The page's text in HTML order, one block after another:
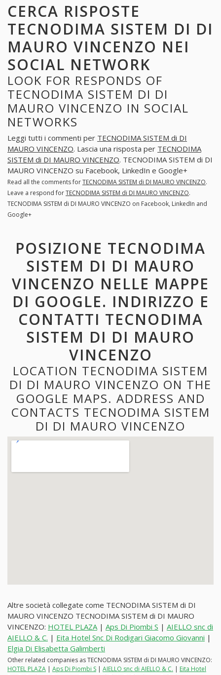
CERCA RISPOSTE
TECNODIMA SISTEM DI DI
MAURO VINCENZO NEI
SOCIAL NETWORK
LOOK FOR RESPONDS OF
TECNODIMA SISTEM DI DI
MAURO VINCENZO IN SOCIAL
NETWORKS
Leggi tutti i commenti per TECNODIMA SISTEM di DI
MAURO VINCENZO. Lascia una risposta per TECNODIMA
SISTEM di DI MAURO VINCENZO. TECNODIMA SISTEM di DI
MAURO VINCENZO su Facebook, LinkedIn e Google+
Read all the comments forTECNODIMA SISTEM di DI MAURO VINCENZO.
Leave a respond forTECNODIMA SISTEM di DI MAURO VINCENZO.
TECNODIMA SISTEM di DI MAURO VINCENZO on Facebook, LinkedIn and
Google+
POSIZIONE TECNODIMA
SISTEM DI DI MAURO
VINCENZO NELLE MAPPE
DI GOOGLE. INDIRIZZO E
CONTATTI TECNODIMA
SISTEM DI DI MAURO
VINCENZO
LOCATION TECNODIMA SISTEM
DI DI MAURO VINCENZO ON THE
GOOGLE MAPS. ADDRESS AND
CONTACTS TECNODIMA SISTEM
DI DI MAURO VINCENZO
Altre società collegate come TECNODIMA SISTEM di DI
MAURO VINCENZO TECNODIMA SISTEM di DI MAURO
VINCENZO: HOTEL PLAZA| Aps Di Piombi S | AIELLO snc di
AIELLO & C. | Eita Hotel Snc Di Rodigari Giacomo Giovanni |
Elgia Di Elisabetta Galimberti
Other related companies as TECNODIMA SISTEM di DI MAURO VINCENZO:
HOTEL PLAZA | Aps Di Piombi S | AIELLO snc di AIELLO & C. | Eita Hotel